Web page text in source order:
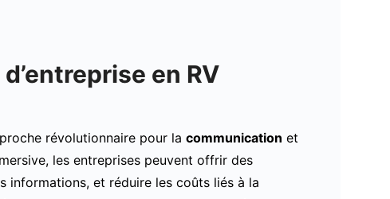
en RV
révolutionnaire pour la communication et
les entreprises peuvent offrir des
informations, et réduire les coûts liés à la